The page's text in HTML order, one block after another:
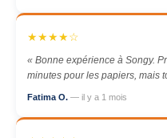
★★★★☆
« Bonne expérience à Songy.
minutes pour les papiers, mais
Fatima O. — il y a 1 mois